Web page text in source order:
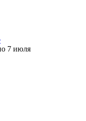
7 июля